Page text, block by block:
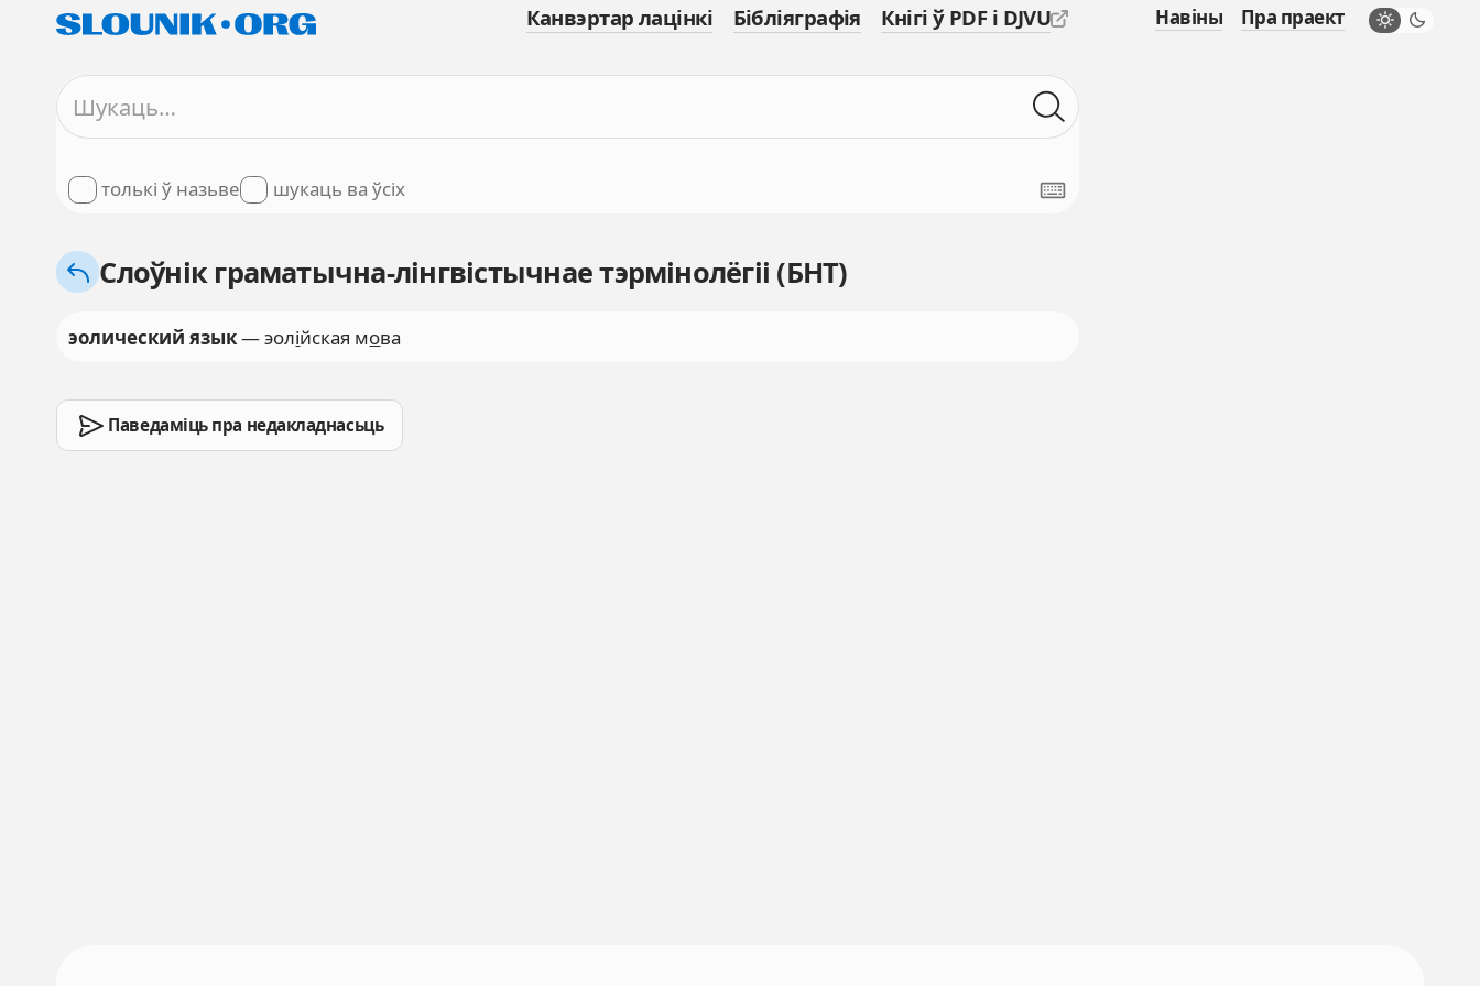
Канвэртар лацінкі Бібліяграфія Кнігі ў PDF і DJVU Навіны Пра праект
толькі ў назьве шукаць ва ўсіх
Слоўнік граматычна-лінгвістычнае тэрмінолёгіі (БНТ)
эолический язык— эолійская мова
Паведаміць пра недакладнасьць